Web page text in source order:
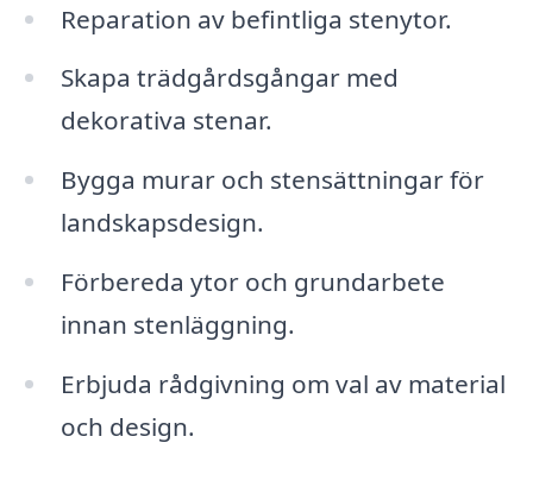
Reparation av befintliga stenytor.
Skapa trädgårdsgångar med
dekorativa stenar.
Bygga murar och stensättningar för
landskapsdesign.
Förbereda ytor och grundarbete
innan stenläggning.
Erbjuda rådgivning om val av material
och design.